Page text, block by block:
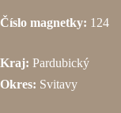
Číslo magnetky: 124
Kraj: Pardubický
Okres: Svitavy